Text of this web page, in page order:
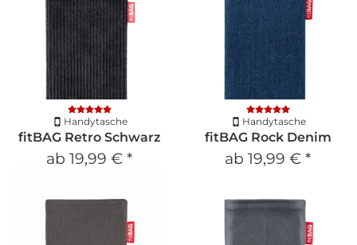
Handytasche
fitBAG Retro Schwarz
ab 19,99 € *
Handytasche
fitBAG Rock Denim
ab 19,99 € *